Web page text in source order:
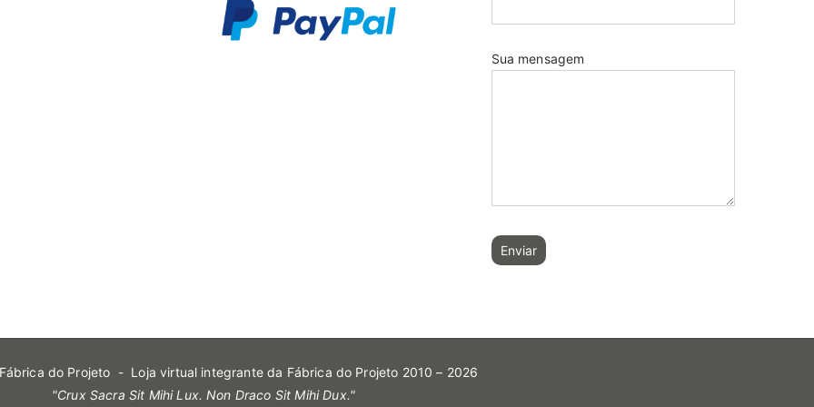
Sua mensagem
do Projeto - Loja virtual integrante da Fábrica do Projeto 2010 – 2026
"Crux Sacra Sit Mihi Lux. Non Draco Sit Mihi Dux."